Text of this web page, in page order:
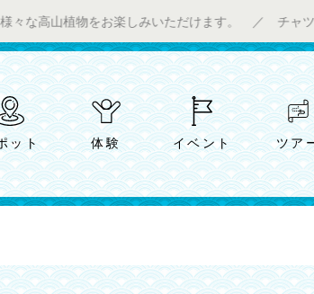
植物をお楽しみいただけます。 ／ チャツボミゴ
ット 体験 イベント ツア